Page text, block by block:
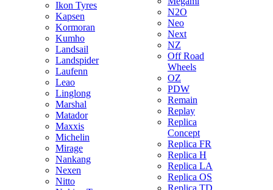
Ikon Tyres
Kapsen
Kormoran
Kumho
Landsail
Landspider
Laufenn
Leao
Linglong
Marshal
Matador
Maxxis
Michelin
Mirage
Nankang
Nexen
Nitto
N2O
Neo
Next
NZ
Off Road
Wheels
OZ
PDW
Remain
Replay
Replica
Concept
Replica FR
Replica H
Replica LA
Replica OS
Replica TD